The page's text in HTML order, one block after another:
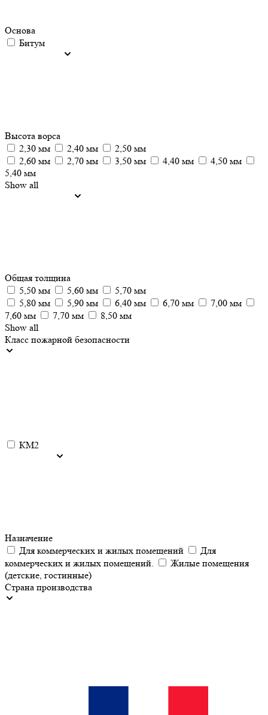
Основа
Битум
Высота ворса
2,30 мм
2,40 мм
2,50 мм
2,60 мм
2,70 мм 3,50 мм 4,40 мм
4,50 мм
5,40 мм
Show all
Общая толщина
5,50 мм
5,60 мм
5,70 мм
5,80 мм
5,90 мм 6,40 мм 6,70 мм
7,00 мм
7,60 мм
7,70 мм
8,50 мм
Show all
Класс пожарной безопасности
КМ2
Назначение
Для коммерческих и жилых помещений
Для
коммерческих и жилых помещений.
Жилые помещения
(детские, гостинные)
Страна производства